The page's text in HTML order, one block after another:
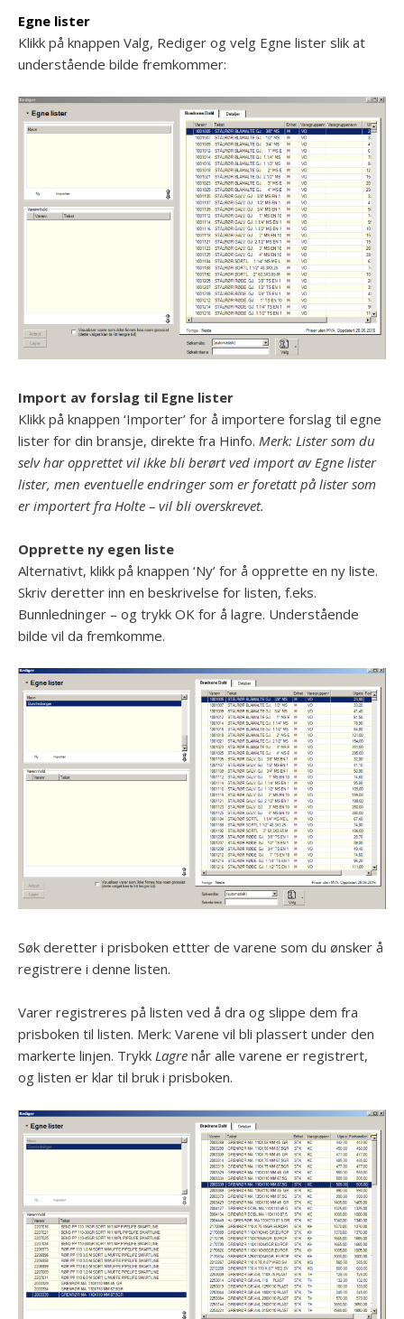
Egne lister
Klikk på knappen Valg, Rediger og velg Egne lister slik at
understående bilde fremkommer:
Import av forslag til Egne lister
Klikk på knappen ‘Importer’ for å importere forslag til egne
lister for din bransje, direkte fra Hinfo. Merk: Lister som du
selv har opprettet vil ikke bli berørt ved import av Egne lister
lister, men eventuelle endringer som er foretatt på lister som
er importert fra Holte – vil bli overskrevet.
Opprette ny egen liste
Alternativt, klikk på knappen ‘Ny’ for å opprette en ny liste.
Skriv deretter inn en beskrivelse for listen, f.eks.
Bunnledninger – og trykk OK for å lagre. Understående
bilde vil da fremkomme.
Søk deretter i prisboken ettter de varene som du ønsker å
registrere i denne listen.
Varer registreres på listen ved å dra og slippe dem fra
prisboken til listen. Merk: Varene vil bli plassert under den
markerte linjen. Trykk Lagre når alle varene er registrert,
og listen er klar til bruk i prisboken.